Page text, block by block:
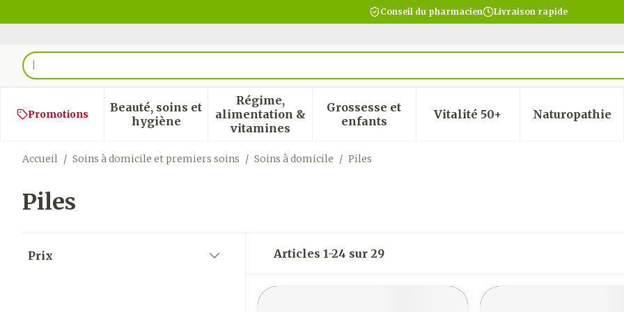
Conseil du pharmacien Livraison rapide
Rechercher
Promotions
Beauté, soins et
hygièneAfficher le sous-menu pour la catégorie Beauté, soins et hygiène
Régime,
alimentation &
vitamines
Afficher le sous-menu pour la catégorie Régime,
Grossesse et
enfantsAfficher le sous-menu pour la catégorie
Vitalité 50+Afficher le sous-menu
Naturopathie
Afficher
Accueil / Soins à domicile et premiers soins / Soins à domicile / Piles
Piles
Prix
Articles 1-24 sur 29